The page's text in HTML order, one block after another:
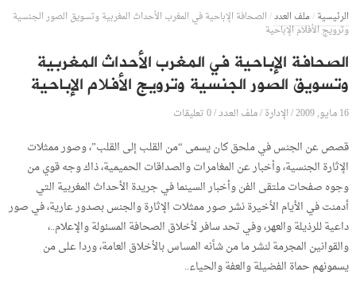
الرئيسية/ملف العدد/الصحافة الإباحية في المغرب الأحداث المغربية وتسويق الصور الجنسية
وترويج الأفلام الإباحية
الصحافة الإباحية في المغرب الأحداث المغربية
وتسويق الصور الجنسية وترويج الأفلام الإباحية
16 مايو, 2009 /الإدارة/ملف العدد/0 تعليقات
قصص عن الجنس في ملحق كان يسمى “من القلب إلى القلب”، وصور ممثلات
الإثارة الجنسية، وأخبار عن المغامرات والصداقات الحميمية، ذاك وجه قوي من
وجوه صفحات ملتقى الفن وأخبار السينما في جريدة الأحداث المغربية التي
أدمنت في الأيام الأخيرة نشر صور ممثلات الإثارة والجنس بصدور عارية، في صور
داعية للرذيلة والعهر، وفي تحد سافر لأخلاق الصحافة المسئولة والإعلام..،
والقوانين المجرمة لنشر ما من شأنه المساس بالأخلاق العامة، وردا على من
يسمونهم حماة الفضيلة والعفة والحياء..